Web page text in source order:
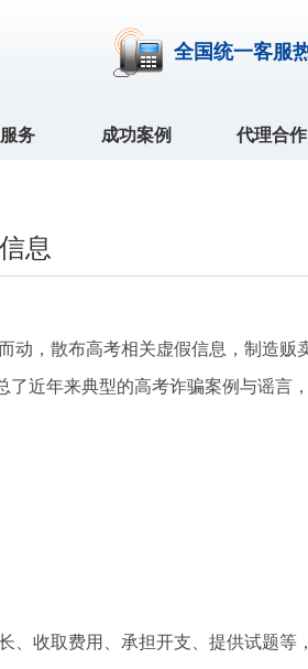
全国统一客服
务 成功案例 代理合作
息
，散布高考相关虚假信息，制造贩
近年来典型的高考诈骗案例与谣言
收取费用、承担开支、提供试题等